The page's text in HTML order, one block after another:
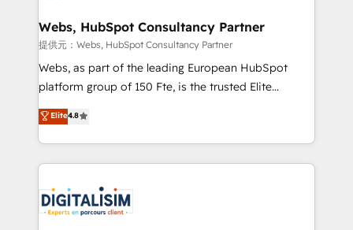
and build using HubSpot 🔌 Integrating HubSpot
with other systems 🎓 Training your teams to be
HubSpot pros 📊 Lead generation services using
HubSpot Why us? - SIX HubSpot Accreditations -
CRM, Solutions Architecture, Onboarding , Data
Migration, Custom Integration & Platform
team of 25+ experts Contact us today to help you
get more from your investment in HubSpot.
Webs, HubSpot Consultancy Partner
提供元：Webs, HubSpot Consultancy Partner
Webs, as part of the leading European HubSpot
platform group of 150 Fte, is the trusted Elite
HubSpot CRM Partner offering you a roadmap on
maximizing EBITDA and achieving Commercial
Excellence. With our targeted processes, we
strengthen your digital transformation and minimize
Implementation partner, we provide expertise to
drive your business forward. Since 2015 we are fully
Elite4.8